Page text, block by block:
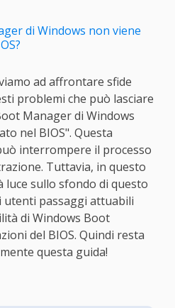
di Windows non viene
ad affrontare sfide
problemi che può lasciare
Manager di Windows
nel BIOS". Questa
interrompere il processo
Tuttavia, in questo
luce sullo sfondo di questo
passaggi attuabili
di Windows Boot
del BIOS. Quindi resta
questa guida!